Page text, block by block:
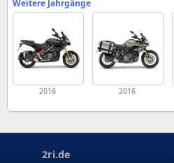
Weitere Jahrgänge
2016 2016
2ri.de